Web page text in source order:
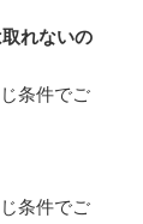
れないの
条件でご
条件でご